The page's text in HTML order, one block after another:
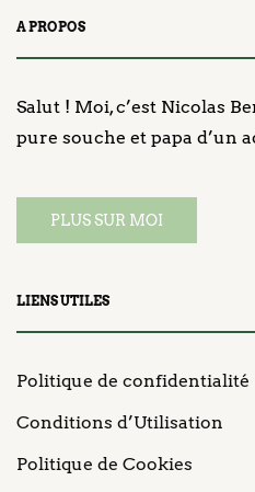
A PROPOS
Salut ! Moi, c’est Nicolas
pure souche et papa d’un
PLUS SUR MOI
LIENS UTILES
Politique de confidentialité
Conditions d’Utilisation
Politique de Cookies